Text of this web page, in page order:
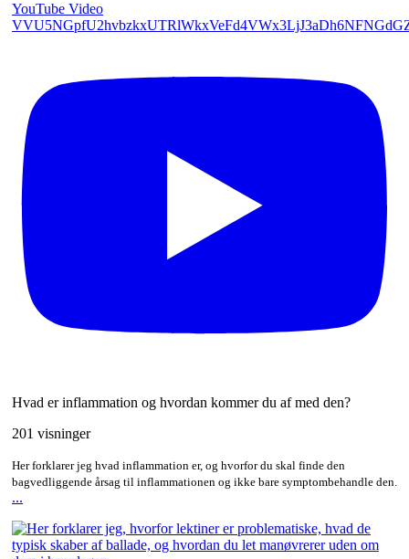
YouTube Video
Hvad er inflammation og hvordan kommer du af med den?
201 visninger
Her forklarer jeg hvad inflammation er, og hvorfor du skal finde den
bagvedliggende årsag til inflammationen og ikke bare symptombehandle den.
...